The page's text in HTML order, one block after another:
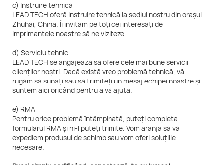
c) Instruire tehnică
LEAD TECH oferă instruire tehnică la sediul nostru din orașul
Zhuhai, China. Îi invităm pe toți cei interesați de
imprimantele noastre să ne viziteze.
d) Serviciu tehnic
LEAD TECH se angajează să ofere cele mai bune servicii
clienților noștri. Dacă există vreo problemă tehnică, vă
rugăm să sunați sau să trimiteți un mesaj echipei noastre și
suntem aici oricând pentru a vă ajuta.
e) RMA
Pentru orice problemă întâmpinată, puteți completa
formularul RMA și ni-l puteți trimite. Vom aranja să vă
expediem produsul de schimb sau vom oferi soluțiile
necesare.